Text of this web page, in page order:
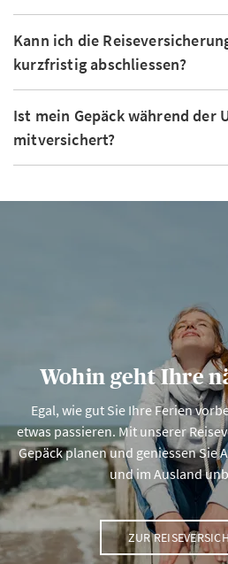
Kann ich die
kurzfristig abschliessen?
Ist mein Gepäck während der
mitversichert?
Wohin geht Ihre
Egal, wie gut Sie Ihre Ferien
etwas passieren. Mit unserer
Gepäck planen und geniessen Sie
und im Ausland
ZUR